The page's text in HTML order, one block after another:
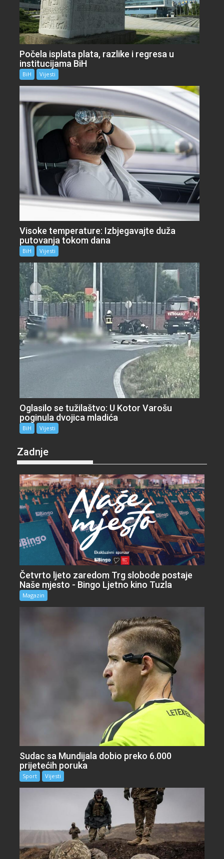
Počela isplata plata, razlike i regresa u
institucijama BiH
BiH Vijesti
Visoke temperature: Izbjegavajte duža
putovanja tokom dana
BiH Vijesti
Oglasilo se tužilaštvo: U Kotor Varošu
poginula dvojica mladića
BiH Vijesti
Zadnje
Četvrto ljeto zaredom Trg slobode postaje
Naše mjesto - Bingo Ljetno kino Tuzla
Magazin
Sudac sa Mundijala dobio preko 6.000
prijetećih poruka
Sport Vijesti